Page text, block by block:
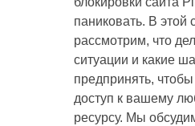
паниковать. В этой
рассмотрим, что
ситуации и какие
предпринять,
доступ к вашему
ресурсу. Мы